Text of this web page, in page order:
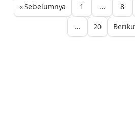
« Sebelumnya 1 … 8
… 20